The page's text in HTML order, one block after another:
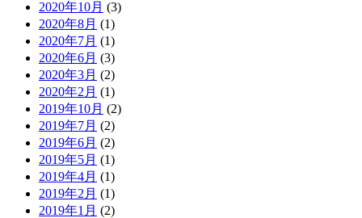
2020年10月 (3)
2020年8月 (1)
2020年7月 (1)
2020年6月 (3)
2020年3月 (2)
2020年2月 (1)
2019年10月 (2)
2019年7月 (2)
2019年6月 (2)
2019年5月 (1)
2019年4月 (1)
2019年2月 (1)
2019年1月 (2)